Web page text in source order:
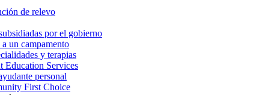
de relevo
por el gobierno
un campamento
y terapias
Education Services
personal
First Choice